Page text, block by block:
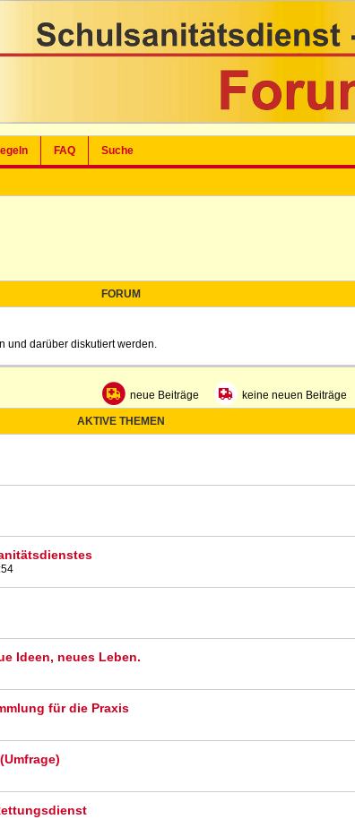
FAQ Suche
FORUM
und darüber diskutiert werden.
neue Beiträge keine neuen Beiträge
AKTIVE THEMEN
Ideen, neues Leben.
für die Praxis